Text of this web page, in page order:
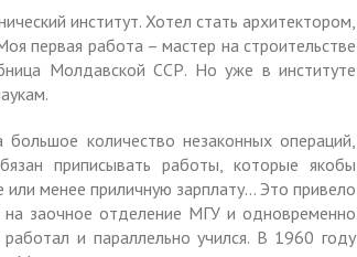
институт. Хотел стать архитектором,
первая работа – мастер на строительстве
Молдавской ССР. Но уже в институте
количество незаконных операций,
приписывать работы, которые якобы
менее приличную зарплату… Это привело
на заочное отделение МГУ и одновременно
и параллельно учился. В 1960 году